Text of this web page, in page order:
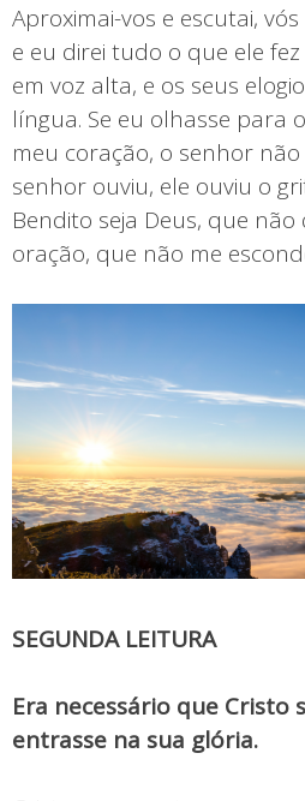
Aproximai-vos e escutai,
e eu direi tudo o que ele
em voz alta, e os seus
língua. Se eu olhasse para
meu coração, o senhor
senhor ouviu, ele ouviu o
Bendito seja Deus, que
oração, que não me
SEGUNDA LEITURA
Era necessário que Cristo
entrasse na sua glória.